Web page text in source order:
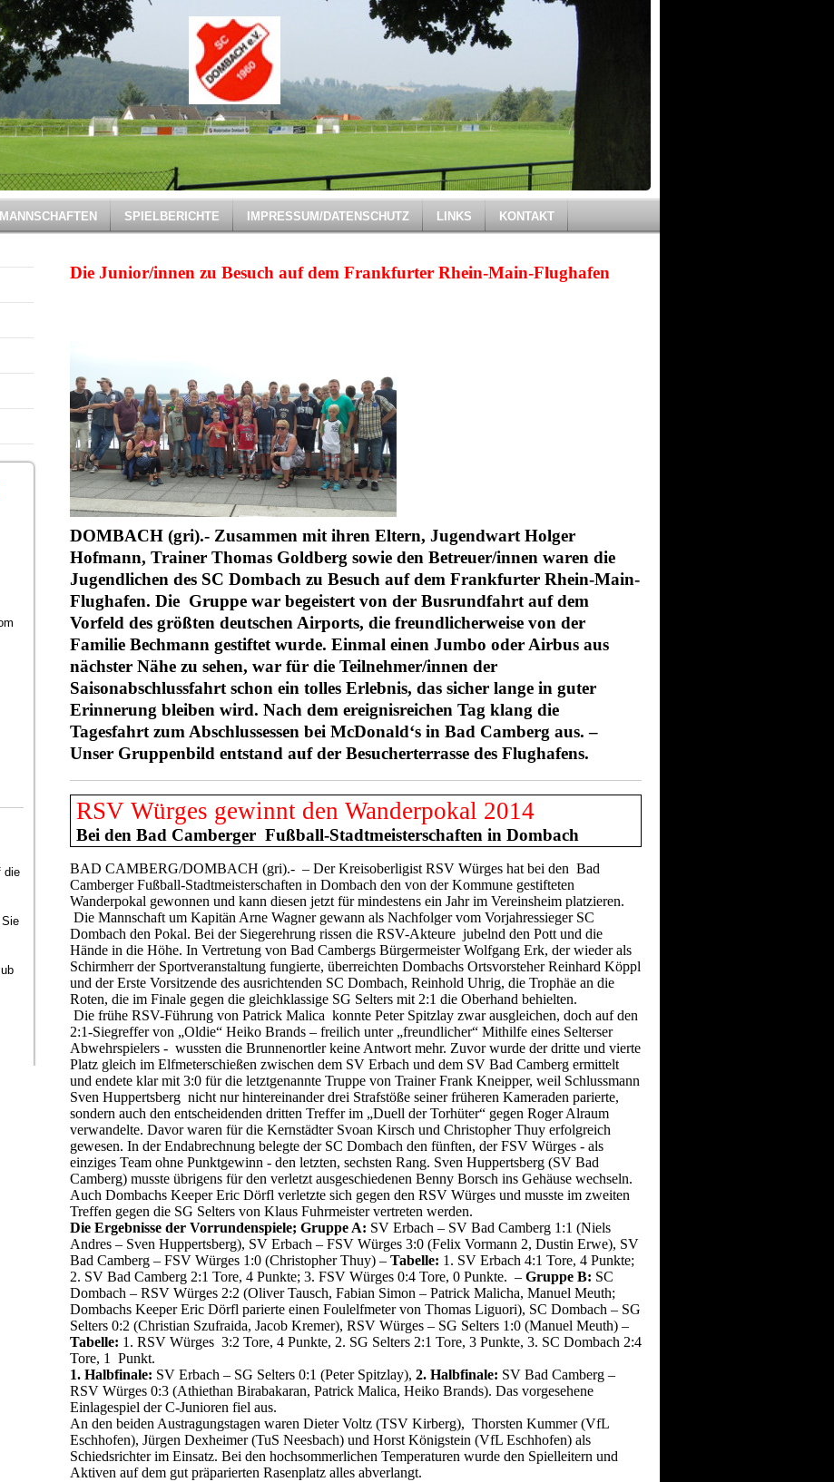
MANNSCHAFTEN SPIELBERICHTE IMPRESSUM/DATENSCHUTZ LINKS KONTAKT
die
Die Junior/innen zu Besuch auf dem Frankfurter Rhein-Main-Flughafen
DOMBACH (gri).- Zusammen mit ihren Eltern, Jugendwart Holger
Hofmann, Trainer Thomas Goldberg sowie den Betreuer/innen waren die
Jugendlichen des SC Dombach zu Besuch auf dem Frankfurter Rhein-Main-
Flughafen. Die Gruppe war begeistert von der Busrundfahrt auf dem
Vorfeld des größten deutschen Airports, die freundlicherweise von der
Familie Bechmann gestiftet wurde. Einmal einen Jumbo oder Airbus aus
nächster Nähe zu sehen, war für die Teilnehmer/innen der
Saisonabschlussfahrt schon ein tolles Erlebnis, das sicher lange in guter
Erinnerung bleiben wird. Nach dem ereignisreichen Tag klang die
Tagesfahrt zum Abschlussessen bei McDonald‘s in Bad Camberg aus. –
Unser Gruppenbild entstand auf der Besucherterrasse des Flughafens.
RSV Würges gewinnt den Wanderpokal 2014
Bei den Bad Camberger Fußball-Stadtmeisterschaften in Dombach
BAD CAMBERG/DOMBACH (gri).- – Der Kreisoberligist RSV Würges hat bei den Bad
Camberger Fußball-Stadtmeisterschaften in Dombach den von der Kommune gestifteten
Wanderpokal gewonnen und kann diesen jetzt für mindestens ein Jahr im Vereinsheim platzieren.
Die Mannschaft um Kapitän Arne Wagner gewann als Nachfolger vom Vorjahressieger SC
Dombach den Pokal. Bei der Siegerehrung rissen die RSV-Akteure jubelnd den Pott und die
Hände in die Höhe. In Vertretung von Bad Cambergs Bürgermeister Wolfgang Erk, der wieder als
Schirmherr der Sportveranstaltung fungierte, überreichten Dombachs Ortsvorsteher Reinhard Köppl
und der Erste Vorsitzende des ausrichtenden SC Dombach, Reinhold Uhrig, die Trophäe an die
Roten, die im Finale gegen die gleichklassige SG Selters mit 2:1 die Oberhand behielten.
Die frühe RSV-Führung von Patrick Malica konnte Peter Spitzlay zwar ausgleichen, doch auf den
2:1-Siegreffer von „Oldie“ Heiko Brands – freilich unter „freundlicher“ Mithilfe eines Selterser
Abwehrspielers - wussten die Brunnenortler keine Antwort mehr. Zuvor wurde der dritte und vierte
Platz gleich im Elfmeterschießen zwischen dem SV Erbach und dem SV Bad Camberg ermittelt
und endete klar mit 3:0 für die letztgenannte Truppe von Trainer Frank Kneipper, weil Schlussmann
Sven Huppertsberg nicht nur hintereinander drei Strafstöße seiner früheren Kameraden parierte,
sondern auch den entscheidenden dritten Treffer im „Duell der Torhüter“ gegen Roger Alraum
verwandelte. Davor waren für die Kernstädter Svoan Kirsch und Christopher Thuy erfolgreich
gewesen. In der Endabrechnung belegte der SC Dombach den fünften, der FSV Würges - als
einziges Team ohne Punktgewinn - den letzten, sechsten Rang. Sven Huppertsberg (SV Bad
Camberg) musste übrigens für den verletzt ausgeschiedenen Benny Borsch ins Gehäuse wechseln.
Auch Dombachs Keeper Eric Dörfl verletzte sich gegen den RSV Würges und musste im zweiten
Treffen gegen die SG Selters von Klaus Fuhrmeister vertreten werden.
Die Ergebnisse der Vorrundenspiele; Gruppe A: SV Erbach – SV Bad Camberg 1:1 (Niels
Andres – Sven Huppertsberg), SV Erbach – FSV Würges 3:0 (Felix Vormann 2, Dustin Erwe), SV
Bad Camberg – FSV Würges 1:0 (Christopher Thuy) – Tabelle: 1. SV Erbach 4:1 Tore, 4 Punkte;
2. SV Bad Camberg 2:1 Tore, 4 Punkte; 3. FSV Würges 0:4 Tore, 0 Punkte. – Gruppe B: SC
Dombach – RSV Würges 2:2 (Oliver Tausch, Fabian Simon – Patrick Malicha, Manuel Meuth;
Dombachs Keeper Eric Dörfl parierte einen Foulelfmeter von Thomas Liguori), SC Dombach – SG
Selters 0:2 (Christian Szufraida, Jacob Kremer), RSV Würges – SG Selters 1:0 (Manuel Meuth) –
Tabelle: 1. RSV Würges 3:2 Tore, 4 Punkte, 2. SG Selters 2:1 Tore, 3 Punkte, 3. SC Dombach 2:4
Tore, 1 Punkt.
1. Halbfinale: SV Erbach – SG Selters 0:1 (Peter Spitzlay), 2. Halbfinale: SV Bad Camberg –
RSV Würges 0:3 (Athiethan Birabakaran, Patrick Malica, Heiko Brands). Das vorgesehene
Einlagespiel der C-Junioren fiel aus.
An den beiden Austragungstagen waren Dieter Voltz (TSV Kirberg), Thorsten Kummer (VfL
Eschhofen), Jürgen Dexheimer (TuS Neesbach) und Horst Königstein (VfL Eschhofen) als
Schiedsrichter im Einsatz. Bei den hochsommerlichen Temperaturen wurde den Spielleitern und
Aktiven auf dem gut präparierten Rasenplatz alles abverlangt.